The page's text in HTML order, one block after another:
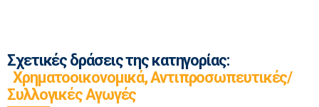
Σχετικές δράσεις της κατηγορίας:
Χρηματοοικονομικά, Αντιπροσωπευτικές/
Συλλογικές Αγωγές